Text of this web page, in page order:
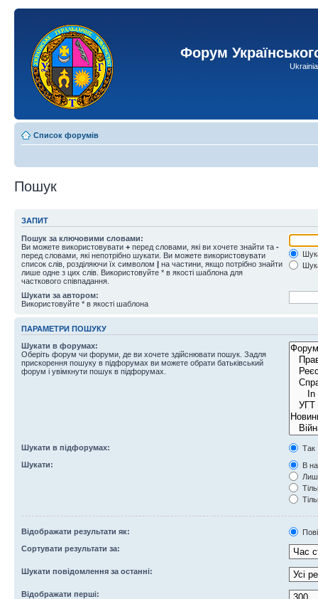
Форум
Список форумів
Пошук
ЗАПИТ
Пошук за ключовими словами:
Ви можете використовувати + перед словами, які ви хочете знайти та -
перед словами, які непотрібно шукати. Ви можете використовувати
список слів, розділяючи їх символом | на частини, якщо потрібно знайти
лише одне з цих слів. Використовуйте * в якості шаблона для
часткового співпадання.
Шукати за автором:
Використовуйте * в якості шаблона
ПАРАМЕТРИ ПОШУКУ
Шукати в форумах:
Оберіть форум чи форуми, де ви хочете здійснювати пошук. Задля
прискорення пошуку в підфорумах ви можете обрати батьківський
форум і увімкнути пошук в підфорумах.
Шукати в підфорумах:
Так
Шукати:
В
Відображати результати як:
Сортувати результати за:
Шукати повідомлення за останні:
Відображати перші: